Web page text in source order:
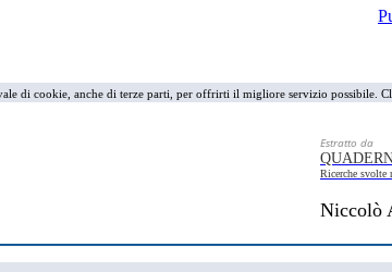
di cookie, anche di terze parti, per offrirti il migliore servizio possibile.
Estratto da
Ricerche svolte
Niccolò